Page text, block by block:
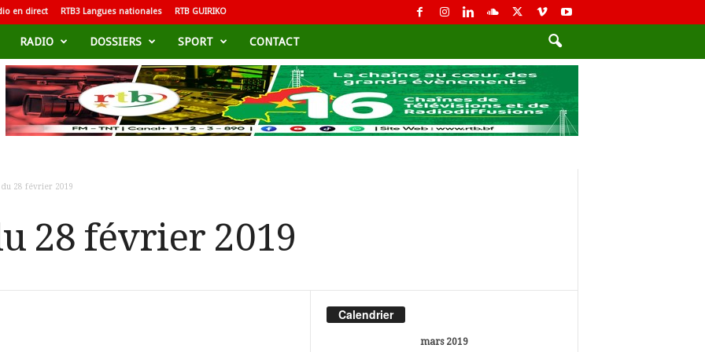
en direct RTB3 Langues nationales RTB GUIRIKO
RADIO DOSSIERS SPORT CONTACT
du 28 février 2019
28 février 2019
Calendrier
mars 2019